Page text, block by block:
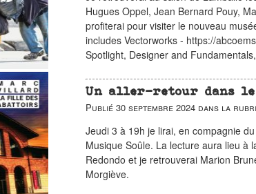
Hugues Oppel, Jean Bernard Pouy,
profiterai pour visiter le nouveau
includes Vectorworks - https://
Spotlight, Designer and
Un aller-retour dans
Publié30 septembre 2024 dans la
Jeudi 3 à 19h je lirai, en compagnie
Musique Soûle. La lecture aura lieu à
Redondo et je retrouverai Marion
Morgiève.